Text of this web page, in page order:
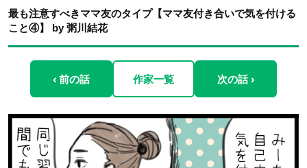
最も注意すべきママ友のタイプ【ママ友付き合いで気を付ける
こと④】 by 粥川結花
‹ 前の話 作家一覧 次の話 ›